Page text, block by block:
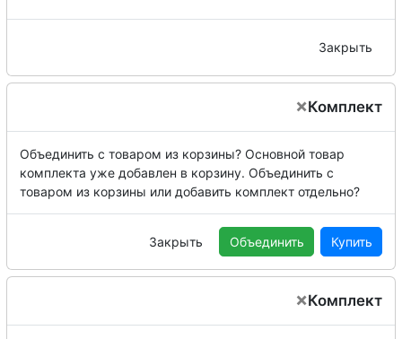
Закрыть
×Комплект
Объединить с товаром из корзины? Основной товар
комплекта уже добавлен в корзину. Объединить с
товаром из корзины или добавить комплект отдельно?
Закрыть Объединить Купить
×Комплект